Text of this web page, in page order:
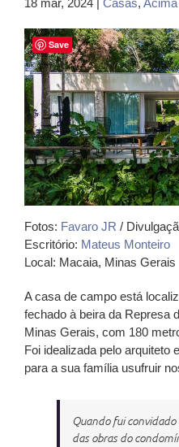
18 mar, 2024 | Casas,
Fotos: Favaro JR /
Escritório: Mateus Monteiro
Local: Macaia, Minas Gerais
A casa de campo está
fechado à beira da Represa
Minas Gerais, com 180
Foi idealizada pelo arquiteto
para a sua família usufruir
Quando fui
das obras do
Save